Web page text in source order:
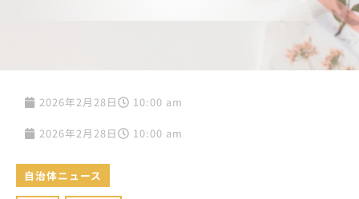
2026年2月28日 10:00 am
2026年2月28日 10:00 am
自治体ニュース